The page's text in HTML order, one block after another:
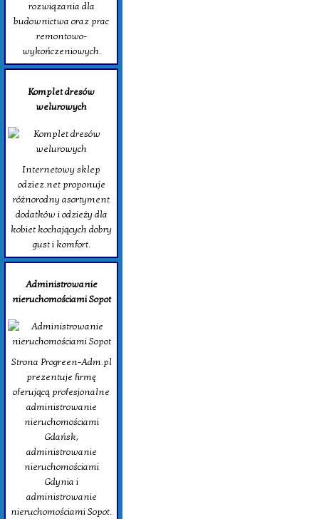
rozwiązania dla
budownictwa oraz prac
remontowo-
wykończeniowych.
Komplet dresów
welurowych
Internetowy sklep
odziez.net proponuje
różnorodny asortyment
dodatków i odzieży dla
kobiet kochających dobry
gust i komfort.
Administrowanie
nieruchomościami Sopot
Strona Progreen-Adm.pl
prezentuje firmę
oferującą profesjonalne
administrowanie
nieruchomościami
Gdańsk,
administrowanie
nieruchomościami
Gdynia i
administrowanie
nieruchomościami Sopot.